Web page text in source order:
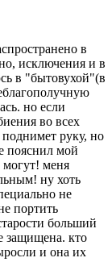
в
исключения и в
в "бытовухой"(в
но если
во всех
поднимет руку, но
пояснил мой
меня
ну хоть
не
портить
больший
защищена. кто
и она их